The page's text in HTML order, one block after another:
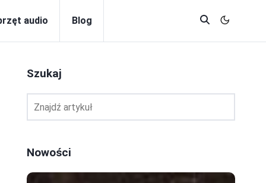
audio Blog
Szukaj
Nowości